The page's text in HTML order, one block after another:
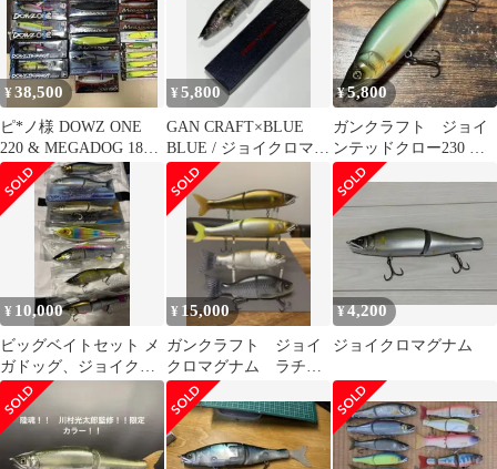
¥38,500
ピ*ノ様 DOWZ ONE
220 & MEGADOG 180
ルアーセット他
¥5,800
GAN CRAFT×BLUE
BLUE / ジョイクロマグ
ナム 湾奥鱸
¥5,800
ガンクラフト ジョイ
ンテッドクロー230 マ
グナム ビッグベイ
ト ジョイクロ
¥ 10,000
ビッグベイトセット メ
ガドッグ、ジョイク
ロ、ダウスイ等
¥ 15,000
ガンクラフト ジョイ
クロマグナム ラチェ
ット184
¥4,200
ジョイクロマグナム